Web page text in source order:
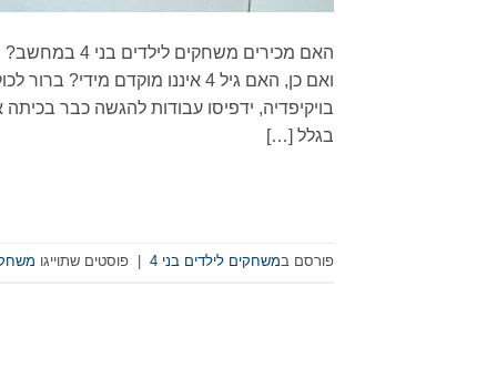
האם מכירים
ואם כן, האם גיל 4 איננו מוקדם
בויקיפדיה, ידפיסו עבודות להגשה כבר
בגלל […]
פורסם במשחקים לילדים בני 4 פוסטים שתוייגו